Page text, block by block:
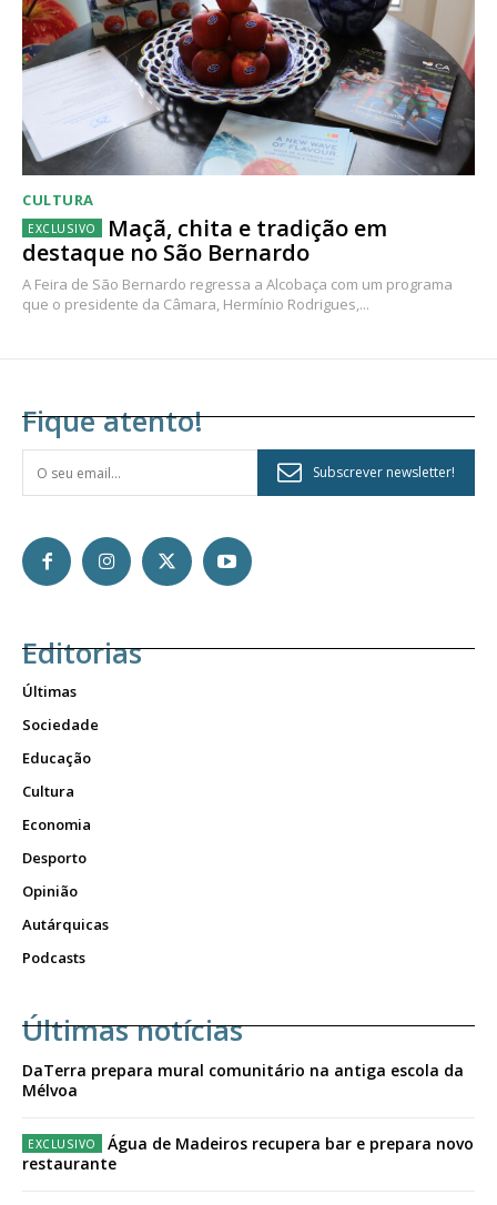
CULTURA
Maçã, chita e tradição em
destaque no São Bernardo
A Feira de São Bernardo regressa a Alcobaça com um programa
que o presidente da Câmara, Hermínio Rodrigues,...
Fique atento!
Subscrever newsletter!
Editorias
Últimas
Sociedade
Educação
Cultura
Economia
Desporto
Opinião
Autárquicas
Podcasts
Últimas notícias
DaTerra prepara mural comunitário na antiga escola da
Mélvoa
Água de Madeiros recupera bar e prepara novo
restaurante